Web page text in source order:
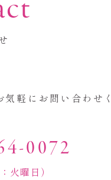
気軽にお問い合わせ
0072
火曜日）